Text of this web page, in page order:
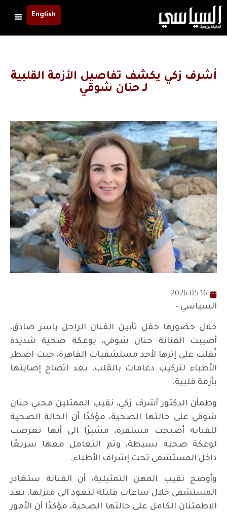
English
أشرف زكي يكشف تفاصيل الأزمة القلبية
لـ حنان شوقي
2026-05-16
السياسي –
خلال حضورها حفل تأبين الفنان الراحل ياسر صادق،
أصيبت الفنانة حنان شوقي، بوعكة صحية شديدة
نُقلت على إثرها لأحد مستشفيات القاهرة، حيث اضطر
الأطباء لتركيب دعامات بالقلب، بعد اتضاح إصابتها
بأزمة قلبية.
وطمأن الدكتور أشرف زكي، نقيب الممثلين محبي حنان
شوقي على حالتها الصحية، مؤكدًا أن الحالة الصحية
للفنانة أصبحت مستقرة، مشيرًا الى أنها تعرضت
لوعكة صحية بسيطة، وتم التعامل معها سريعًا
داخل المستشفى تحت إشراف الأطباء.
وأوضح نقيب المهن التمثيلية، أن الفنانة ستغادر
المستشفى خلال ساعات قليلة لتعود الى منزلها، بعد
الاطمئنان الكامل على حالتها الصحية، مؤكدًا أن الأمور